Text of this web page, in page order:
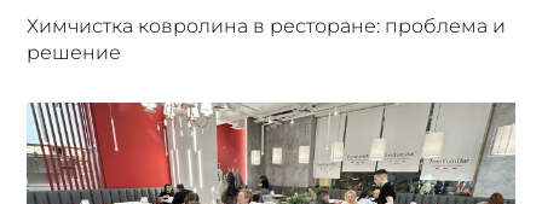
Химчистка ковролина в ресторане: проблема и
решение